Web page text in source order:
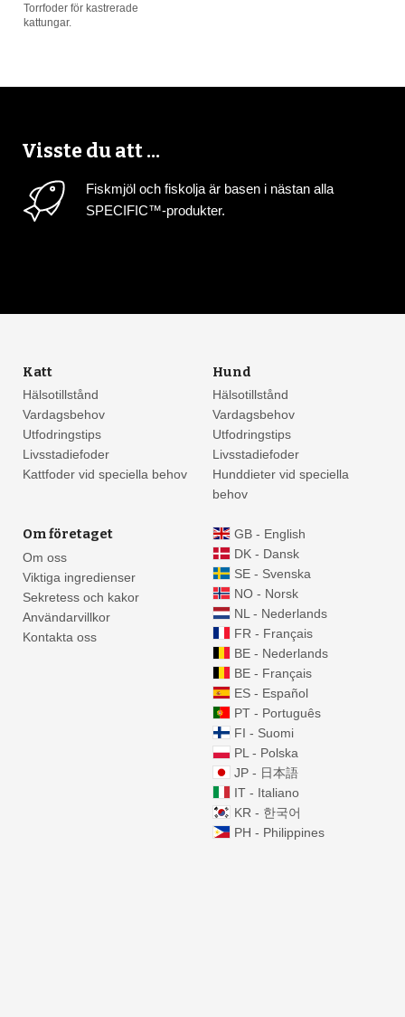
Torrfoder för kastrerade
kattungar.
Visste du att ...
Fiskmjöl och fiskolja är basen i nästan alla
SPECIFIC™-produkter.
Katt
Hälsotillstånd
Vardagsbehov
Utfodringstips
Livsstadiefoder
Kattfoder vid speciella behov
Hund
Hälsotillstånd
Vardagsbehov
Utfodringstips
Livsstadiefoder
Hunddieter vid speciella
behov
Om företaget
Om oss
Viktiga ingredienser
Sekretess och kakor
Användarvillkor
Kontakta oss
GB - English
DK - Dansk
SE - Svenska
NO - Norsk
NL - Nederlands
FR - Français
BE - Nederlands
BE - Français
ES - Español
PT - Português
FI - Suomi
PL - Polska
JP - 日本語
IT - Italiano
KR - 한국어
PH - Philippines